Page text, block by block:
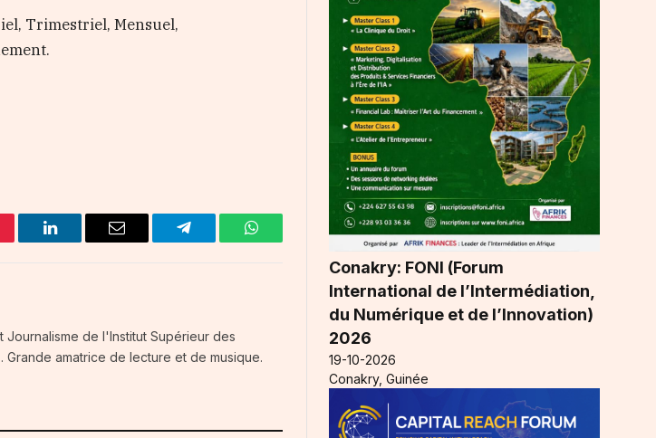
Trimestriel, Mensuel,
LinkedIn Email Telegram WhatsApp
Journalisme de l'Institut Supérieur des
Grande amatrice de lecture et de musique.
Conakry: FONI (Forum
International de l’Intermédiation,
du Numérique et de l’Innovation)
2026
19-10-2026
Conakry, Guinée